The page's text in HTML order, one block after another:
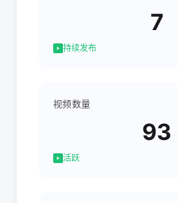
7
持续发布
视频数量
93
活跃